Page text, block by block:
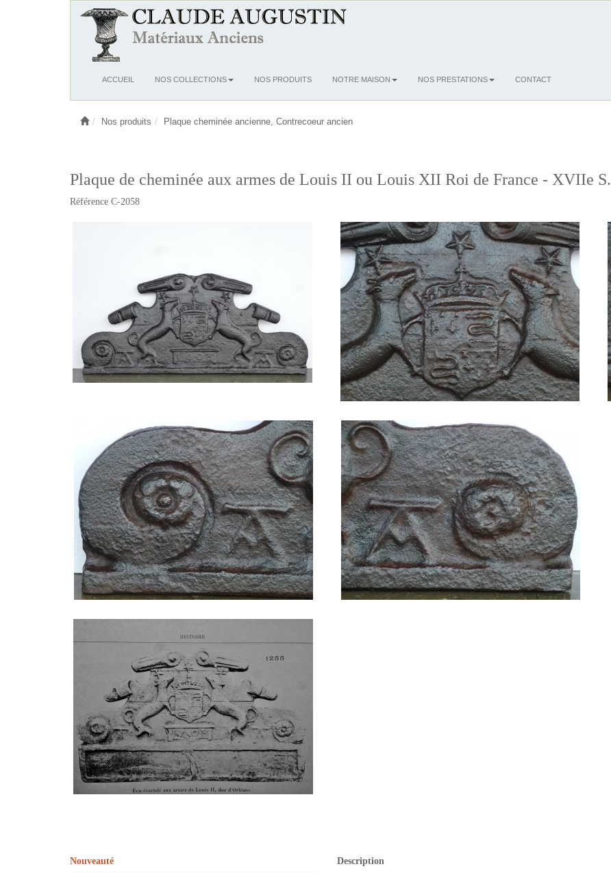
OuvrirACCUEIL NOS COLLECTIONS NOS PRODUITS NOTRE MAISON NOS PRESTATIONS CONTACT
Nos produits Plaque cheminée ancienne, Contrecoeur ancien
Plaque de cheminée aux armes de Louis II ou Louis XII Roi de France - XVIIe S.
Référence C-2058
Nouveauté
Description